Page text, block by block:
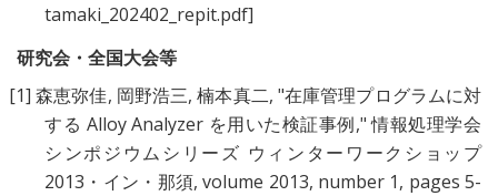
tamaki_202402_repit.pdf]
研究会・全国大会等
[1] 森恵弥佳, 岡野浩三,楠本真二, "在庫管理プログラムに対
する Alloy Analyzer を用いた検証事例," 情報処理学会
シンポジウムシリーズ ウィンターワークショップ
2013・イン・那須, volume 2013, number 1, pages 5-